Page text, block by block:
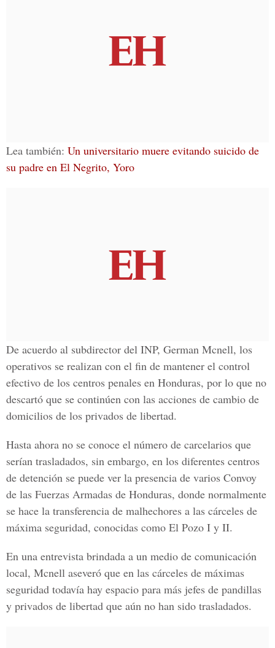
Lea también: Un universitario muere evitando suicido de
su padre en El Negrito, Yoro
De acuerdo al subdirector del INP, German Mcnell, los
operativos se realizan con el fin de mantener el control
efectivo de los centros penales en Honduras, por lo que no
descartó que se continúen con las acciones de cambio de
domicilios de los privados de libertad.
Hasta ahora no se conoce el número de carcelarios que
serían trasladados, sin embargo, en los diferentes centros
de detención se puede ver la presencia de varios Convoy
de las Fuerzas Armadas de Honduras, donde normalmente
se hace la transferencia de malhechores a las cárceles de
máxima seguridad, conocidas como El Pozo I y II.
En una entrevista brindada a un medio de comunicación
local, Mcnell aseveró que en las cárceles de máximas
seguridad todavía hay espacio para más jefes de pandillas
y privados de libertad que aún no han sido trasladados.